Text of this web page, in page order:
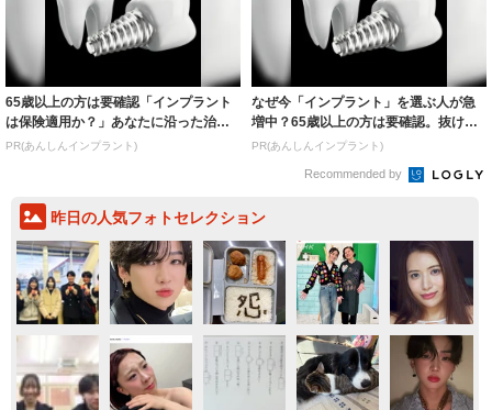
65歳以上の方は要確認「インプラント
は保険適用か？」あなたに沿った治療
法や費用を...
PR(あんしんインプラント)
なぜ今「インプラント」を選ぶ人が急
増中？65歳以上の方は要確認。抜けた
歯の放置は...
PR(あんしんインプラント)
Recommended by
昨日の人気フォトセレクション